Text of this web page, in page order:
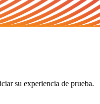
su experiencia de prueba.